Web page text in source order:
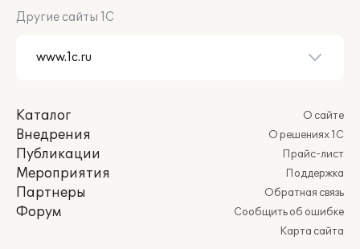
Другие сайты 1С
Каталог
Внедрения
Публикации
Мероприятия
Партнеры
Форум
О сайте
О решениях 1С
Прайс-лист
Поддержка
Обратная связь
Сообщить об ошибке
Карта сайта